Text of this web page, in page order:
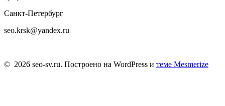
Санкт-Петербург
seo.krsk@yandex.ru
© 2026 seo-sv.ru. Построено на WordPress и теме Mesmerize